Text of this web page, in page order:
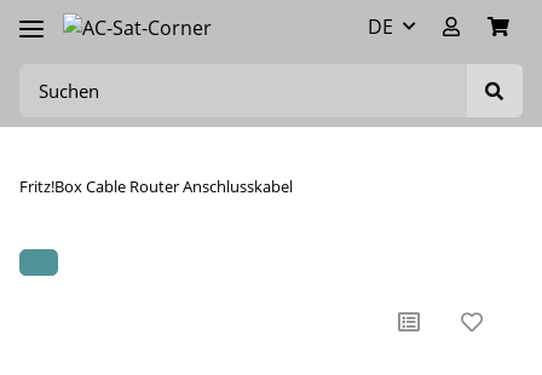
DE
Fritz!Box Cable Router Anschlusskabel